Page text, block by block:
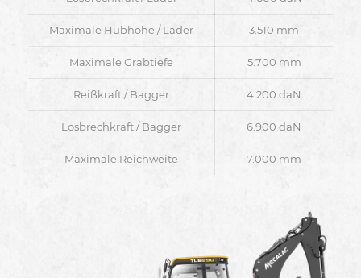
Maximale Hubhöhe / Lader 3.510 mm
Maximale Grabtiefe 5.700 mm
Reißkraft / Bagger 4.200 daN
Losbrechkraft / Bagger 6.900 daN
Maximale Reichweite 7.000 mm